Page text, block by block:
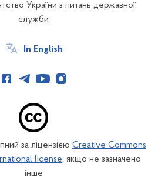
України з питань державної
служби
In English
за ліцензією Creative Commons
license, якщо не зазначено
інше